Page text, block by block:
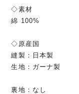
◇素材
綿 100%
◇原産国
縫製：日本製
生地：ガーナ製
裏地：なし